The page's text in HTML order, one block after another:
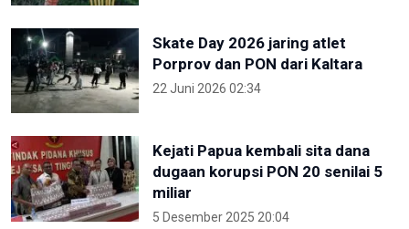
Skate Day 2026 jaring atlet
Porprov dan PON dari Kaltara
22 Juni 2026 02:34
Kejati Papua kembali sita dana
dugaan korupsi PON 20 senilai 5
miliar
5 Desember 2025 20:04